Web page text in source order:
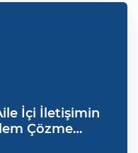
İçi İletişimin
Çözme
eğitimi verildi